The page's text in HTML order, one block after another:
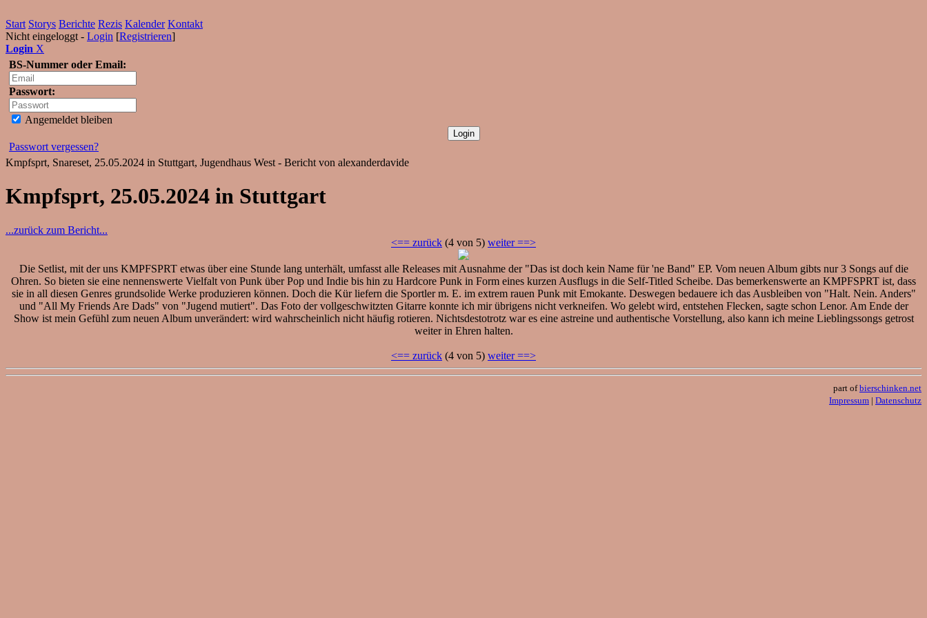
Start Storys Berichte Rezis Kalender Kontakt
Nicht eingeloggt - Login [Registrieren]
Login X
BS-Nummer oder Email:
Passwort:
Angemeldet bleiben
Passwort vergessen?
Kmpfsprt, Snareset, 25.05.2024 in Stuttgart, Jugendhaus West - Bericht von alexanderdavide
Kmpfsprt, 25.05.2024 in Stuttgart
...zurück zum Bericht...
<== zurück (4 von 5) weiter ==>
Die Setlist, mit der uns KMPFSPRT etwas über eine Stunde lang unterhält, umfasst alle Releases mit Ausnahme der "Das ist doch kein Name für 'ne Band" EP. Vom neuen Album gibts nur 3 Songs auf die
Ohren. So bieten sie eine nennenswerte Vielfalt von Punk über Pop und Indie bis hin zu Hardcore Punk in Form eines kurzen Ausflugs in die Self-Titled Scheibe. Das bemerkenswerte an KMPFSPRT ist, dass
sie in all diesen Genres grundsolide Werke produzieren können. Doch die Kür liefern die Sportler m. E. im extrem rauen Punk mit Emokante. Deswegen bedauere ich das Ausbleiben von "Halt. Nein. Anders"
und "All My Friends Are Dads" von "Jugend mutiert". Das Foto der vollgeschwitzten Gitarre konnte ich mir übrigens nicht verkneifen. Wo gelebt wird, entstehen Flecken, sagte schon Lenor. Am Ende der
Show ist mein Gefühl zum neuen Album unverändert: wird wahrscheinlich nicht häufig rotieren. Nichtsdestotrotz war es eine astreine und authentische Vorstellung, also kann ich meine Lieblingssongs getrost
weiter in Ehren halten.
<== zurück (4 von 5) weiter ==>
part ofbierschinken.net
Impressum | Datenschutz